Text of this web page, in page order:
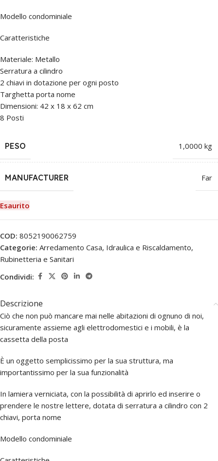
Modello condominiale
Caratteristiche
Materiale: Metallo
Serratura a cilindro
2 chiavi in dotazione per ogni posto
Targhetta porta nome
Dimensioni: 42 x 18 x 62 cm
8 Posti
PESO 1,0000 kg
MANUFACTURER Far
Esaurito
COD: 8052190062759
Categorie: Arredamento Casa, Idraulica e Riscaldamento,
Rubinetteria e Sanitari
Condividi:
Descrizione
Ciò che non può mancare mai nelle abitazioni di ognuno di noi,
sicuramente assieme agli elettrodomestici e i mobili, è la
cassetta della posta
È un oggetto semplicissimo per la sua struttura, ma
importantissimo per la sua funzionalità
In lamiera verniciata, con la possibilità di aprirlo ed inserire o
prendere le nostre lettere, dotata di serratura a cilindro con 2
chiavi, porta nome
Modello condominiale